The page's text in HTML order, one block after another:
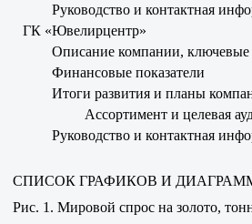
Руководство и контактная
ГК «Ювелирцентр»
Описание компании, ключевые
Финансовые показатели
Итоги развития и планы
Ассортимент и целевая
Руководство и контактная
СПИСОК ГРАФИКОВ И
Рис. 1. Мировой спрос на золото,